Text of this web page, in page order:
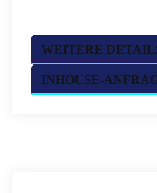
WEITERE
INHOUSE-